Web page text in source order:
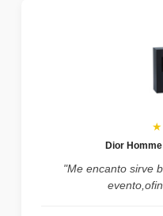
Dior
"Me encanto sirve